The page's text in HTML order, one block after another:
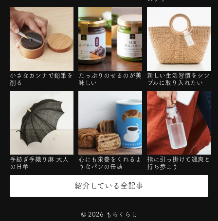
小さなカンナで鉛筆を
削る
たっぷりのせるのが美
味しい
新しい生活習慣をシン
プルに取り入れたい
手紡ぎ手織り麻 大人
の日傘
心にも栄養をくれるよ
うなパンの缶詰
指に引っ掛けて颯爽と
持ち歩こう
紹介している全記事
© 2026 もらくらし